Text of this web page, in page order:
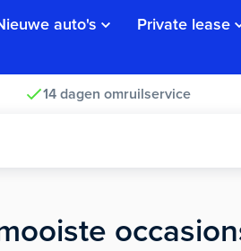
auto's Private lease
14 dagen omruilservice